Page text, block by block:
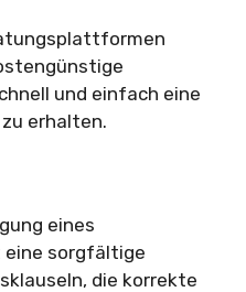
und einfach eine
erhalten.
eines
sorgfältige
die korrekte